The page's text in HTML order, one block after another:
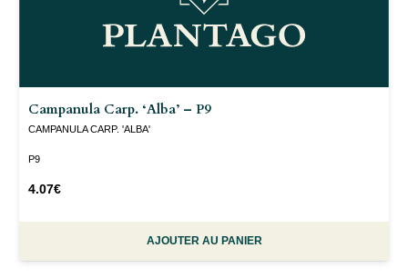
Campanula Carp. ‘Alba’ – P9
CAMPANULA CARP. 'ALBA'
P9
4.07€
AJOUTER AU PANIER